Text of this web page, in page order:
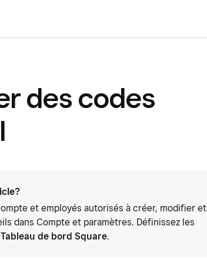
des codes
et employés autorisés à créer, modifier et
dans Compte et paramètres. Définissez les
Tableau de bord Square.